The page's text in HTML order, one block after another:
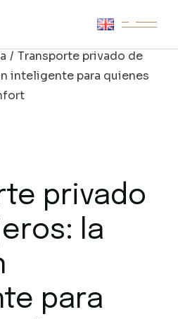
Transporte privado de
inteligente para quienes
privado
la
para